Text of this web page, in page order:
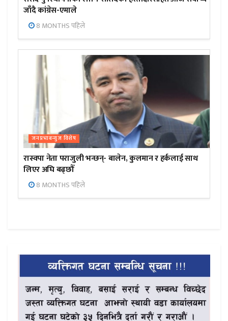
जाँदै कांग्रेस-एमाले
8 MONTHS पहिले
जनप्रभाबन्युज विशेष
रास्वपा नेता पराजुली भन्छन्- बालेन, कुलमान र हर्कलाई साथ
लिएर अघि बढ्छौँ
8 MONTHS पहिले